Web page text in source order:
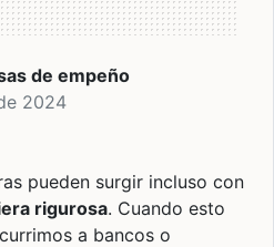
de empeño
2024
pueden surgir incluso con
rigurosa. Cuando esto
a bancos o